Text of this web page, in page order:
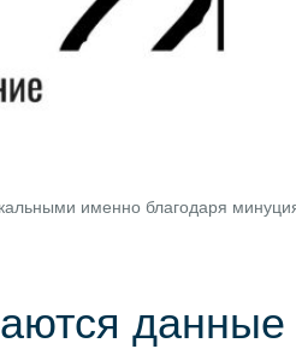
именно благодаря
данные